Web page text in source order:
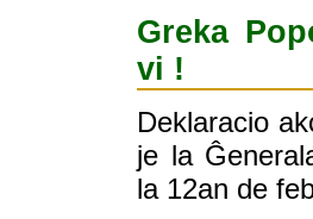
Greka
vi !
Deklaracio
je la
la 12an de